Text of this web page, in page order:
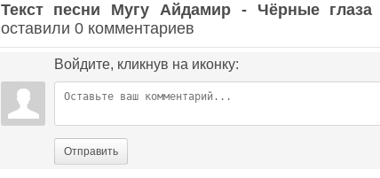
Текст песни Мугу Айдамир - Чёрные глаза
оставили 0 комментариев
Войдите, кликнув на иконку:
Отправить